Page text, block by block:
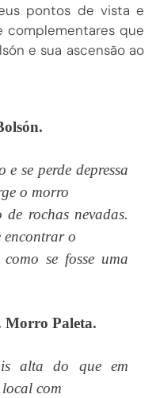
pontos de vista e
complementares que
e sua ascensão ao
se perde depressa
o morro
rochas nevadas.
encontrar o
se fosse uma
Morro Paleta.
alta do que em
com